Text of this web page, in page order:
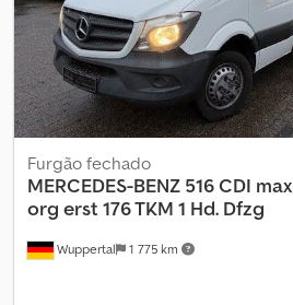
Wuppertal 1 775 km
Furgão fechado
MERCEDES-BENZ 516 CDI
org erst 176 TKM 1 Hd. Dfzg